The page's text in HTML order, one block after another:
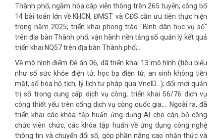
Thành phố; ngầm hóa cáp viễn thông trên 265 tuyến; công bố
14 bài toán lớn về KHCN, ĐMST và CĐS cần ưu tiên thực hiện
trong năm 2025; triển khai phong trào "Bình dân học vụ số"
trên địa bàn Thành phố; vận hành nền tảng số quản lý kết quả
triển khai NQ57 trên địa bàn Thành phố;…
Về mô hình điểm Đề án 06, đã triển khai 13 mô hình (tiêu biểu
như sổ sức khỏe điện tử, học bạ điện tử, an sinh không tiền
mặt, số hóa hộ tịch, lý lịch tư pháp qua VneID…); đổi mới quản
trị số trong cung cấp dịch vụ công; triển khai 56/76 dịch vụ
công thiết yếu trên cổng dịch vụ công quốc gia;… Ngoài ra, đã
triển khai các khóa tập huấn ứng dụng AI cho cán bộ công
chức viên chức, các khóa tập huấn về ứng dụng công nghệ
thông tin và chuyển đổi số, góp phần nâng cao nhận thức và